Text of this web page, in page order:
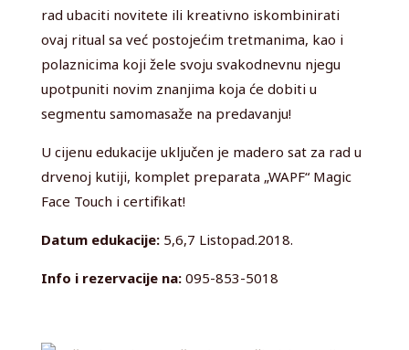
rad ubaciti novitete ili kreativno iskombinirati
ovaj ritual sa već postojećim tretmanima, kao i
polaznicima koji žele svoju svakodnevnu njegu
upotpuniti novim znanjima koja će dobiti u
segmentu samomasaže na predavanju!
U cijenu edukacije uključen je madero sat za rad u
drvenoj kutiji, komplet preparata „WAPF“ Magic
Face Touch i certifikat!
Datum edukacije:5,6,7 Listopad.2018.
Info i rezervacije na:095-853-5018